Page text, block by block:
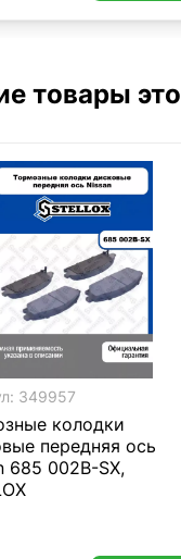
товары
349957
колодки
передняя ось
685 002B-SX,